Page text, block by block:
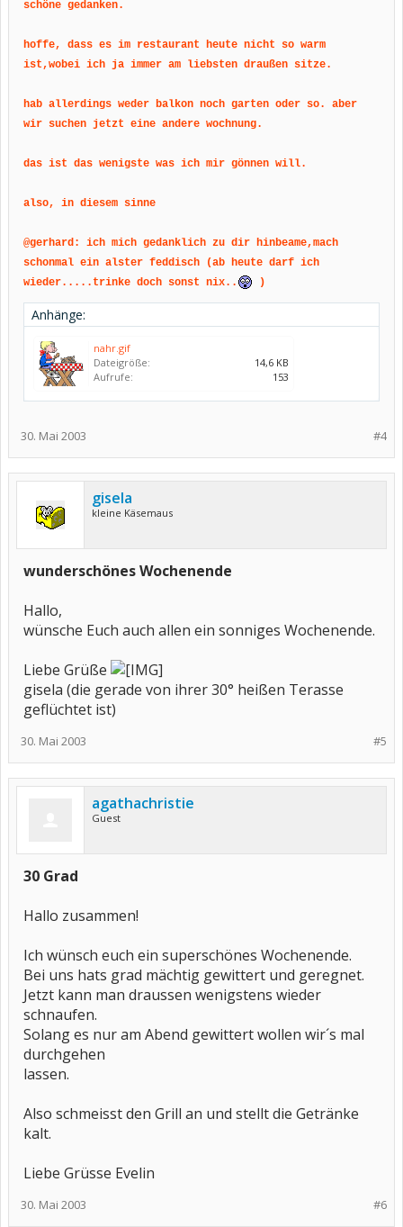
schöne gedanken.
hoffe, dass es im restaurant heute nicht so warm
ist,wobei ich ja immer am liebsten draußen sitze.
hab allerdings weder balkon noch garten oder so. aber
wir suchen jetzt eine andere wochnung.
das ist das wenigste was ich mir gönnen will.
also, in diesem sinne
@gerhard: ich mich gedanklich zu dir hinbeame,mach
schonmal ein alster feddisch (ab heute darf ich
wieder.....trinke doch sonst nix..
)
Anhänge:
nahr.gif
Dateigröße:
14,6 KB
Aufrufe:
153
#4
30. Mai 2003
gisela
kleine Käsemaus
wunderschönes Wochenende
Hallo,
wünsche Euch auch allen ein sonniges Wochenende.
Liebe Grüße
gisela (die gerade von ihrer 30° heißen Terasse
geflüchtet ist)
#5
30. Mai 2003
agathachristie
Guest
30 Grad
Hallo zusammen!
Ich wünsch euch ein superschönes Wochenende.
Bei uns hats grad mächtig gewittert und geregnet.
Jetzt kann man draussen wenigstens wieder
schnaufen.
Solang es nur am Abend gewittert wollen wir´s mal
durchgehen
lassen.
Also schmeisst den Grill an und stellt die Getränke
kalt.
Liebe Grüsse Evelin
#6
30. Mai 2003